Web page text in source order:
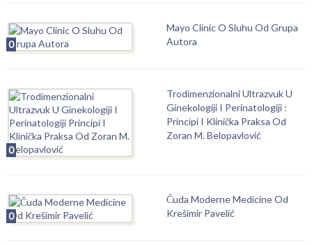
0
Mayo Clinic O Sluhu Od Grupa
Autora
0
Trodimenzionalni Ultrazvuk U
Ginekologiji I Perinatologiji :
Principi I Klinička Praksa Od
Zoran M. Belopavlović
0
Čuda Moderne Medicine Od
Krešimir Pavelić